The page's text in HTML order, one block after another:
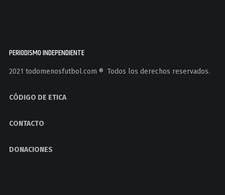
PERIODISMO INDEPENDIENTE
2021 todomenosfutbol.com ®️ Todos los derechos reservados.
CÓDIGO DE ETICA
CONTACTO
DONACIONES